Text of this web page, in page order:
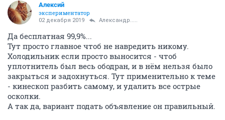
Алексий
экспериментатор
02 декабря 2019 Александр.....
Да бесплатная 99,9%...
Тут просто главное чтоб не навредить никому.
Холодильник если просто выносится - чтоб
уплотнитель был весь ободран, и в нём нельзя было
закрыться и задохнуться. Тут применительно к теме
- кинескоп разбить самому, и удалить все острые
осколки.
А так да, вариант подать объявление он правильный.